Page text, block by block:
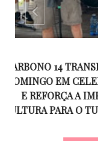
15 ANOS APÓS
JOVENS EM
DOS